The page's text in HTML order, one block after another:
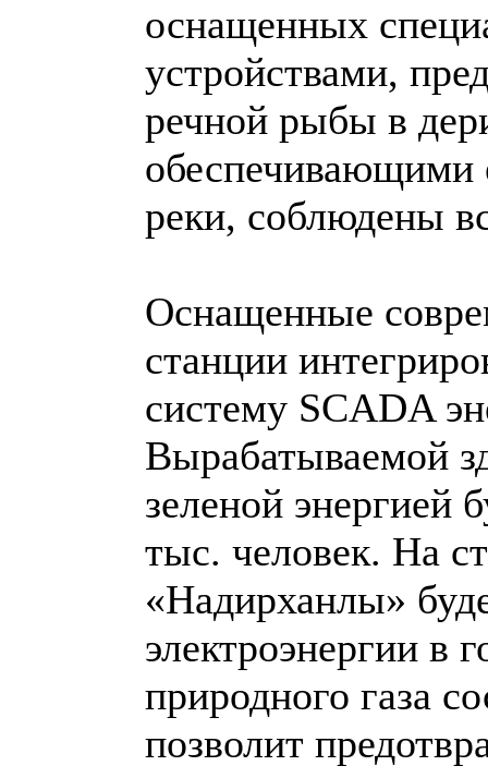
оснащенных
устройствами,
речной рыбы в
обеспечивающими
реки, соблюдены
Оснащенные
станции
систему SCADA
Вырабатываемой
зеленой энергией
тыс. человек. На
«Надирханлы»
электроэнергии в
природного газа
позволит